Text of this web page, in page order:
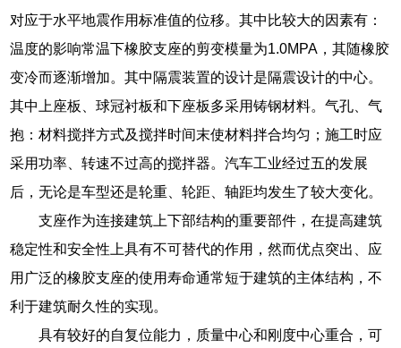
对应于水平地震作用标准值的位移。其中比较大的因素有：
温度的影响常温下橡胶支座的剪变模量为1.0MPA，其随橡胶
变冷而逐渐增加。其中隔震装置的设计是隔震设计的中心。
其中上座板、球冠衬板和下座板多采用铸钢材料。气孔、气
抱：材料搅拌方式及搅拌时间末使材料拌合均匀；施工时应
采用功率、转速不过高的搅拌器。汽车工业经过五的发展
后，无论是车型还是轮重、轮距、轴距均发生了较大变化。
支座作为连接建筑上下部结构的重要部件，在提高建筑
稳定性和安全性上具有不可替代的作用，然而优点突出、应
用广泛的橡胶支座的使用寿命通常短于建筑的主体结构，不
利于建筑耐久性的实现。
具有较好的自复位能力，质量中心和刚度中心重合，可